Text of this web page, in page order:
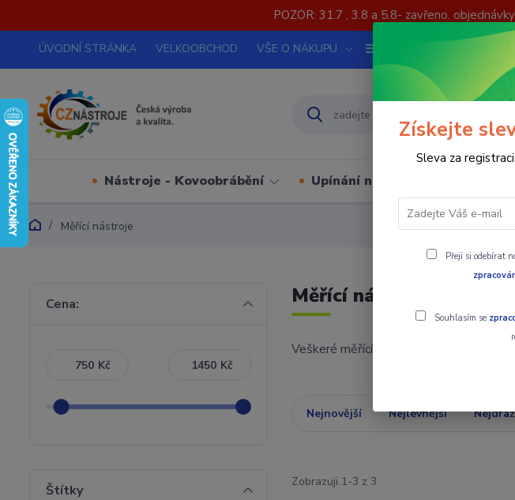
POZOR: 31.7 , 3.8 a 5.8- zavřeno.
ÚVODNÍ STRÁNKA VELKOOBCHOD VŠE O NÁKUPU
Nástroje - Kovoobrábění Upínání nástrojů
Měřící nástroje
Měřící nástroje
Veškeré měřící nástroje používáme
Nejnovější Nejlevnější
Zobrazuji 1-3 z 3
Cena:
Kč Kč
Štítky
Získejte
Sleva za
Přeji si odebírat
Souhlasím se